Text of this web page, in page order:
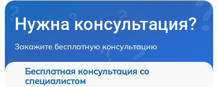
Нужна консультация?
Закажите бесплатную консультацию
Бесплатная консультация со
специалистом